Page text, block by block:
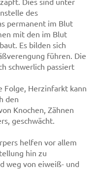
des
permanent im Blut
mit den im Blut
Es bilden sich
führen. Die
schwerlich passiert
Folge, Herzinfarkt kann
den
Knochen, Zähnen
geschwächt.
helfen vor allem
hin zu
weg von eiweiß- und